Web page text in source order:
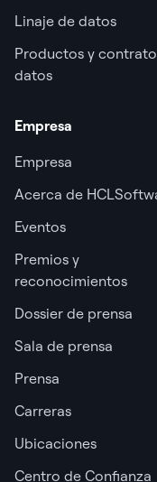
Linaje de datos
Productos y
datos
Empresa
Empresa
Acerca de
Eventos
Premios y
reconocimientos
Dossier de prensa
Sala de prensa
Prensa
Carreras
Ubicaciones
Centro de Confianza